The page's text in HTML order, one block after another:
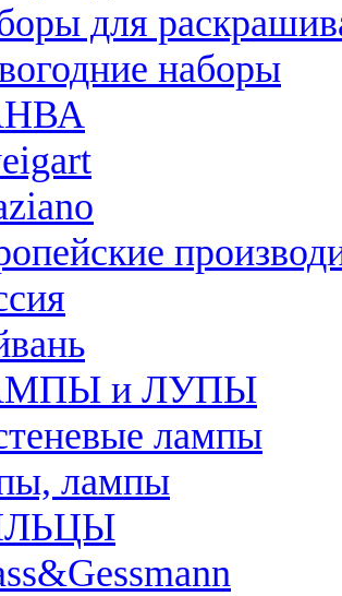
для
наборы
и ЛУПЫ
лампы
лампы